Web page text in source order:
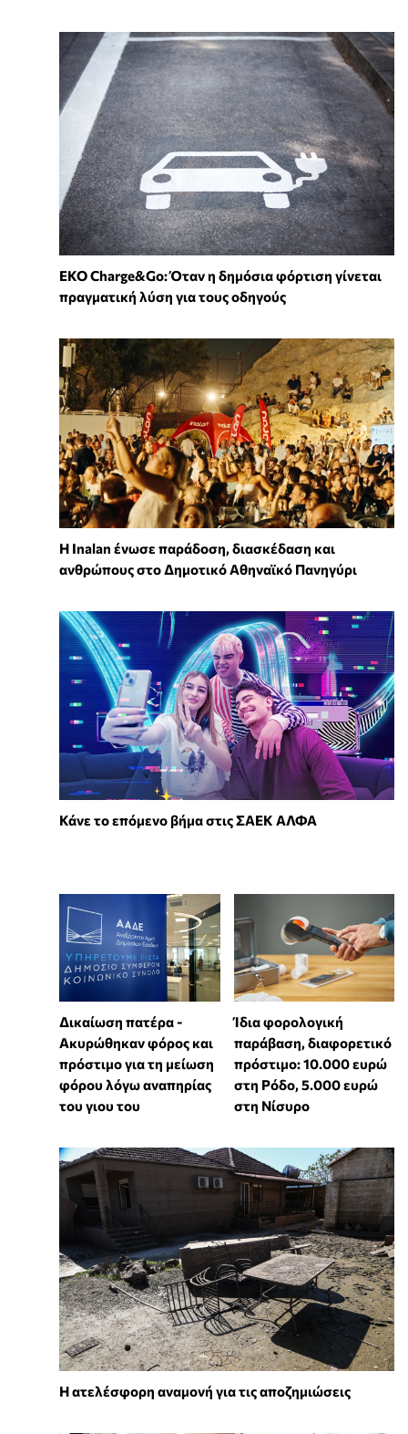
EKO Charge&Go: Όταν η δημόσια φόρτιση γίνεται
πραγματική λύση για τους οδηγούς
Η Inalan ένωσε παράδοση, διασκέδαση και
ανθρώπους στο Δημοτικό Αθηναϊκό Πανηγύρι
Κάνε το επόμενο βήμα στις ΣΑΕΚ ΑΛΦΑ
Δικαίωση πατέρα -
Ακυρώθηκαν φόρος και
πρόστιμο για τη μείωση
φόρου λόγω αναπηρίας
του γιου του
Ίδια φορολογική
παράβαση, διαφορετικό
πρόστιμο: 10.000 ευρώ
στη Ρόδο, 5.000 ευρώ
στη Νίσυρο
Η ατελέσφορη αναμονή για τις αποζημιώσεις